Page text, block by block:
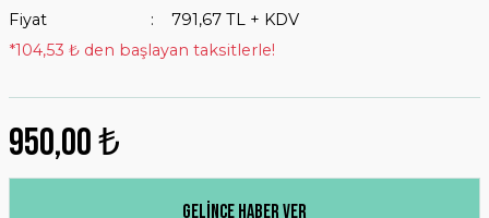
Fiyat
791,67 TL + KDV
*104,53 ₺ den başlayan taksitlerle!
950,00 ₺
Gelince Haber Ver